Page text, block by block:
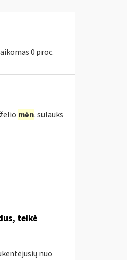
0 proc.
mėn. sulauks
teikė
nuo